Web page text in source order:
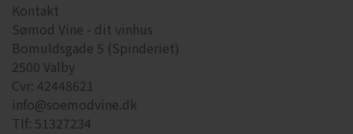
Kontakt
Sømod Vine - dit vinhus
Bomuldsgade 5 (Spinderiet)
2500 Valby
Cvr: 42448621
info@soemodvine.dk
Tlf: 51327234